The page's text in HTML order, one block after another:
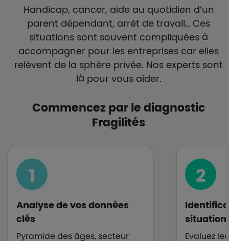
Handicap, cancer, aide au quotidien d’un
parent dépendant, arrêt de travail… Ces
situations sont souvent compliquées à
accompagner pour les entreprises car elles
relèvent de la sphère privée. Nos experts sont
là pour vous aider.
Commencez par le diagnostic
Fragilités
1
Analyse de vos données
clés
Pyramide des âges, secteur
2
Evaluez